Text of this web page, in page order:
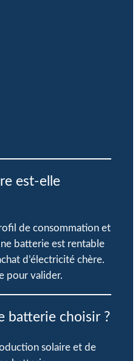
est-elle
de consommation et
batterie est rentable
d’électricité chère.
pour valider.
batterie choisir ?
solaire et de